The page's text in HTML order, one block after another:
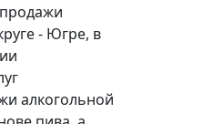
- Югре, в
алкогольной